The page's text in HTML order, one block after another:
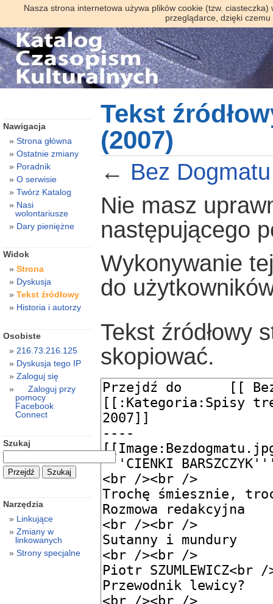
Nasza strona internetowa używa plików cookie (tzw.
przeglądarce, dzięki
Tekst
(2007)
← Bez
Nie masz
następującego
Wykonywanie
do
Tekst źródłowy
skopiować.
Nawigacja
Strona główna
Ostatnie zmiany
Poradnik
O serwisie
Twórz Katalog
Nasi
wolontariusze
Dary pieniężne
Widok
Strona
Dyskusja
Tekst źródłowy
Historia i autorzy
Osobiste
216.73.216.125
Dyskusja tego IP
Zaloguj się
Zaloguj przy
pomocy
Facebook
Connect
Szukaj
Narzędzia
Linkujące
Zmiany w
linkowanych
Strony specjalne